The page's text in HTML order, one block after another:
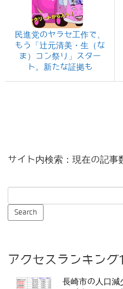
民進党のヤラセ工作で、
もう「辻元清美・生（な
ま）コン祭り」スター
ト。新たな証拠も
サイト内検索：現在の記
アクセスランキン
長崎市の人口減